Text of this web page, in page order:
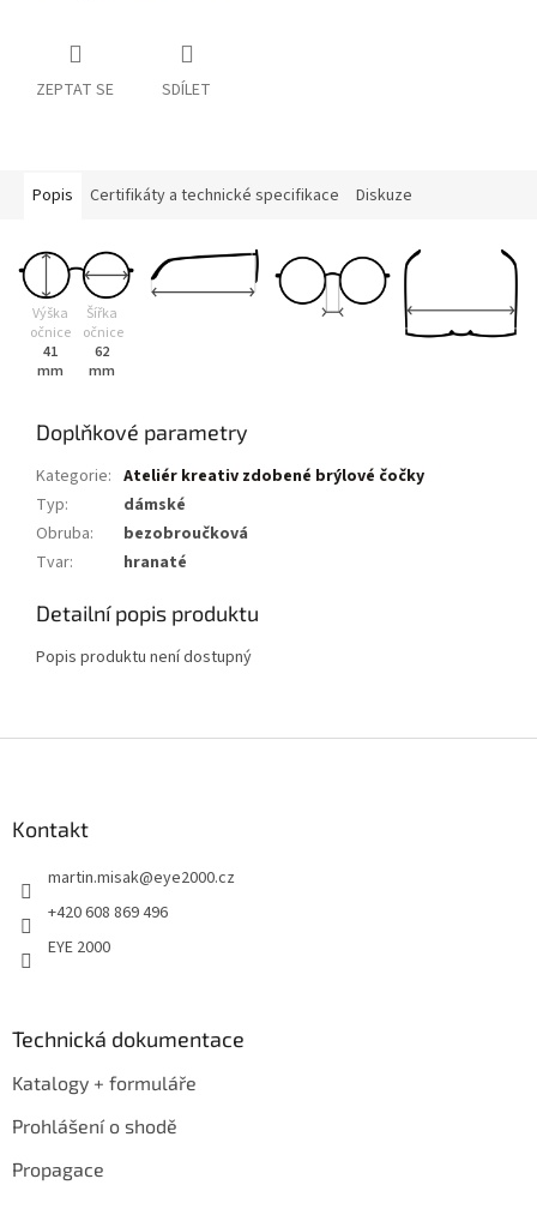
ZEPTAT SE SDÍLET
Popis Certifikáty a technické specifikace Diskuze
Výška
očnice
41
mm
Šířka
očnice
62
mm
Doplňkové parametry
Kategorie: Ateliér kreativ zdobené brýlové čočky
Typ:
dámské
Obruba:
bezobroučková
Tvar: hranaté
Detailní popis produktu
Popis produktu není dostupný
Kontakt
martin.misak@eye2000.cz
+420 608 869 496
EYE 2000
Technická dokumentace
Katalogy + formuláře
Prohlášení o shodě
Propagace